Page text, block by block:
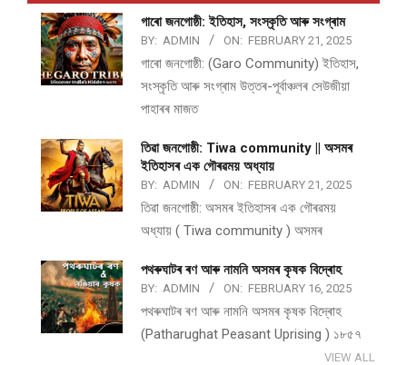
গাৰো জনগোষ্ঠী: ইতিহাস, সংস্কৃতি আৰু সংগ্ৰাম
BY: ADMIN ON: FEBRUARY 21, 2025
গাৰো জনগোষ্ঠী: (Garo Community) ইতিহাস,
সংস্কৃতি আৰু সংগ্ৰাম উত্তৰ-পূৰ্বাঞ্চলৰ সেউজীয়া
পাহাৰৰ মাজত
তিৱা জনগোষ্ঠী: Tiwa community || অসমৰ
ইতিহাসৰ এক গৌৰৱময় অধ্যায়
BY: ADMIN ON: FEBRUARY 21, 2025
তিৱা জনগোষ্ঠী: অসমৰ ইতিহাসৰ এক গৌৰৱময়
অধ্যায় ( Tiwa community ) অসমৰ
পথ​ৰুঘাট​ৰ ৰণ আৰু নামনি অসম​ৰ কৃষক বিদ্ৰোহ​
BY: ADMIN ON: FEBRUARY 16, 2025
পথ​ৰুঘাট​ৰ ৰণ আৰু নামনি অসম​ৰ কৃষক বিদ্ৰোহ​
(Patharughat Peasant Uprising ) ১৮৫৭
VIEW ALL